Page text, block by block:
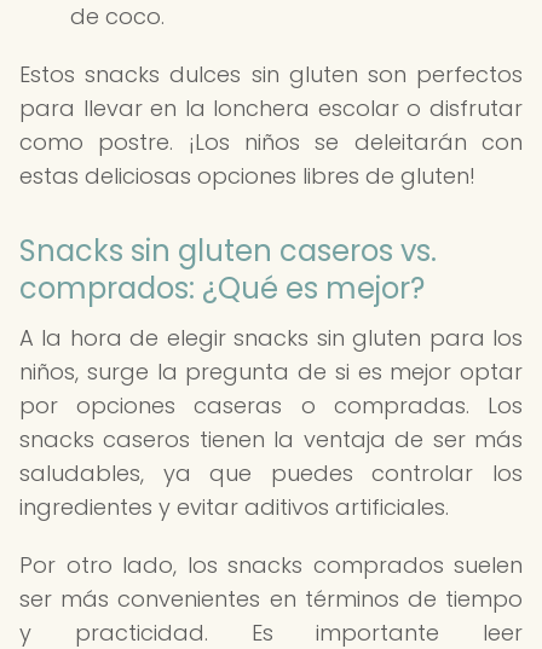
de coco.
Estos snacks dulces sin gluten son perfectos
para llevar en la lonchera escolar o disfrutar
como postre. ¡Los niños se deleitarán con
estas deliciosas opciones libres de gluten!
Snacks sin gluten caseros vs.
comprados: ¿Qué es mejor?
A la hora de elegir snacks sin gluten para los
niños, surge la pregunta de si es mejor optar
por opciones caseras o compradas. Los
snacks caseros tienen la ventaja de ser más
saludables, ya que puedes controlar los
ingredientes y evitar aditivos artificiales.
Por otro lado, los snacks comprados suelen
ser más convenientes en términos de tiempo
y practicidad. Es importante leer